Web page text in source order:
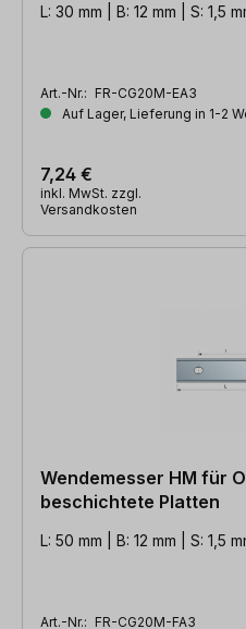
L: 30 mm | B: 12 mm | S: 1,5
Art.-Nr.: FR-CG20M-EA3
Auf Lager, Lieferung in 1-2
7,24 €
inkl. MwSt. zzgl.
Versandkosten
Wendemesser HM für
beschichtete Platten
L: 50 mm | B: 12 mm | S: 1,5
Art.-Nr.: FR-CG20M-FA3